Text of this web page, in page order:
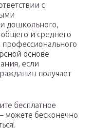
с
дошкольного,
и среднего
основе
если
получает
бесплатное
можете бесконечно